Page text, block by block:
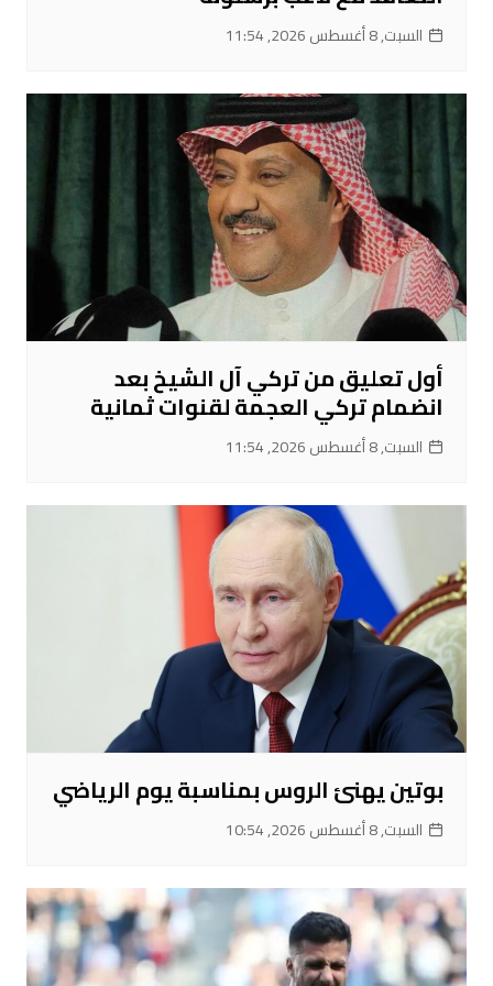
السبت, 8 أغسطس 2026, 11:54
أول تعليق من تركي آل الشيخ بعد
انضمام تركي العجمة لقنوات ثمانية
السبت, 8 أغسطس 2026, 11:54
بوتين يهنئ الروس بمناسبة يوم الرياضي
السبت, 8 أغسطس 2026, 10:54